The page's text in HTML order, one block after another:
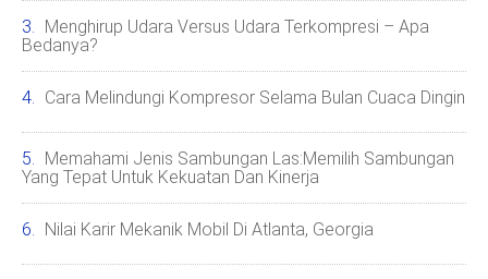
Menghirup Udara Versus Udara Terkompresi – Apa
Bedanya?
Cara Melindungi Kompresor Selama Bulan Cuaca Dingin
Memahami Jenis Sambungan Las:Memilih Sambungan
Yang Tepat Untuk Kekuatan Dan Kinerja
Nilai Karir Mekanik Mobil Di Atlanta, Georgia